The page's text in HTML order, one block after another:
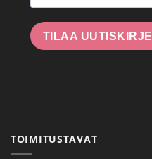
TILAA UUTISKIRJE
TOIMITUSTAVAT